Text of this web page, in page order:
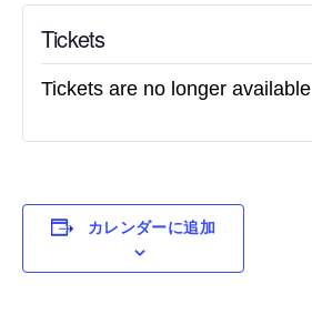
Tickets
Tickets are no longer available
カレンダーに追加